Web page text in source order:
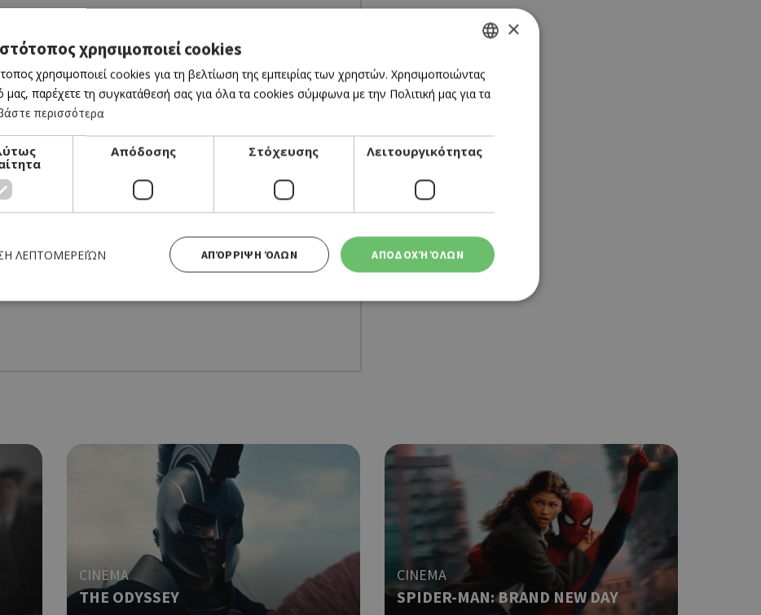
Ζωή Κυπριανού,
Χαραλάμπους
Φερνάντο Μούνζερ, Εστέλλα Τεμπριώτου, Πόλυς
CINEMA
THE ODYSSEY
CINEMA
SPIDER-MAN: BRAND NEW DAY
GREEK
ENGLISH
×
χρησιμοποιεί cookies
χρησιμοποιεί cookies για τη βελτίωση της εμπειρίας των χρηστών. Χρησιμοποιώντας
μας, παρέχετε τη συγκατάθεσή σας για όλα τα cookies σύμφωνα με την Πολιτική μας για τα
περισσότερα
Απόδοσης Στόχευσης Λειτουργικότητας
ΑΠΟΔΟΧΉ ΌΛΩΝ
ΑΠΌΡΡΙΨΗ ΌΛΩΝ
ΛΕΠΤΟΜΕΡΕΙΏΝ
Google LLC
.cyprusen.wiz-
συνεδρία Χρησιμοποιήθηκε για σύνδεση στο Google
συνεδρία
Cookie που δημιουργείται από εφαρμογές που
βασίζονται στη γλώσσα PHP. Πρόκειται για ένα
αναγνωριστικό γενικού σκοπού που
χρησιμοποιείται για τη διατήρηση μεταβλητών
περιόδου λειτουργίας χρήστη. Συνήθως είναι
ένας τυχαίος αριθμός που δημιουργείται, ο
τρόπος με τον οποίο μπορεί να είναι
συγκεκριμένος για τον ιστότοπο, αλλά ένα καλό
παράδειγμα είναι η διατήρηση της κατάστασης